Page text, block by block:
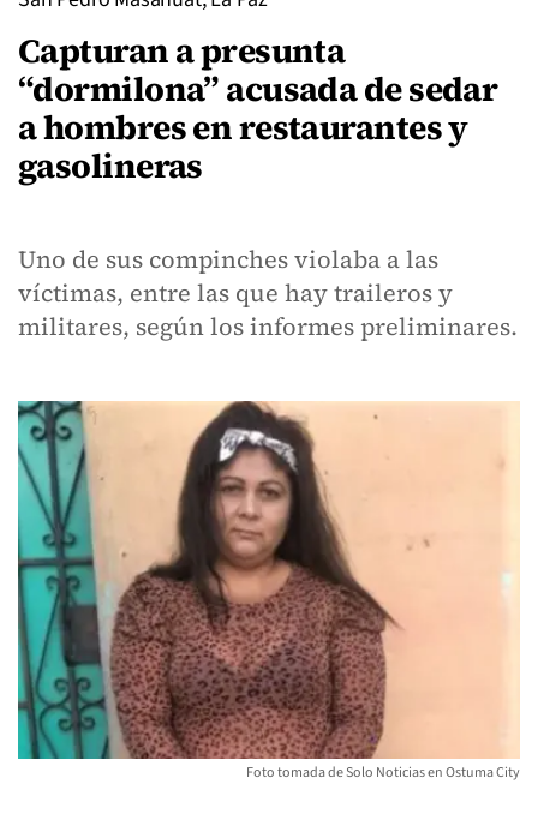
Capturan a presunta
“dormilona” acusada de sedar
a hombres en restaurantes y
gasolineras
Uno de sus compinches violaba a las
víctimas, entre las que hay traileros y
militares, según los informes preliminares.
Foto tomada de Solo Noticias en Ostuma City